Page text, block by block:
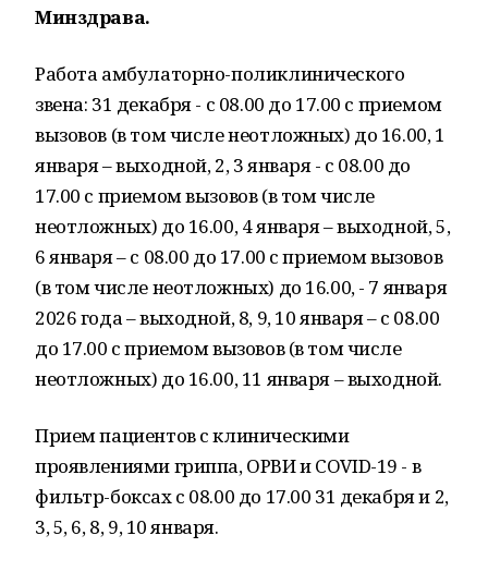
Минздрава.
Работа амбулаторно-поликлинического
звена: 31 декабря - с 08.00 до 17.00 с приемом
вызовов (в том числе неотложных) до 16.00, 1
января – выходной, 2, 3 января - с 08.00 до
17.00 с приемом вызовов (в том числе
неотложных) до 16.00, 4 января – выходной, 5,
6 января – с 08.00 до 17.00 с приемом вызовов
(в том числе неотложных) до 16.00, - 7 января
2026 года – выходной, 8, 9, 10 января – с 08.00
до 17.00 с приемом вызовов (в том числе
неотложных) до 16.00, 11 января – выходной.
Прием пациентов с клиническими
проявлениями гриппа, ОРВИ и COVID-19 - в
фильтр-боксах c 08.00 до 17.00 31 декабря и 2,
3, 5, 6, 8, 9, 10 января.